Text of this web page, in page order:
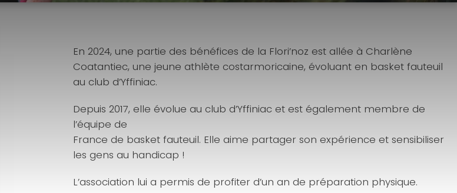
En 2024, une partie des bénéfices de la Flori’noz est allée à Charlène
Coatantiec, une jeune athlète costarmoricaine, évoluant en basket fauteuil
au club d’Yffiniac.
Depuis 2017, elle évolue au club d’Yffiniac et est également membre de
l’équipe de
France de basket fauteuil. Elle aime partager son expérience et sensibiliser
les gens au handicap !
L’association lui a permis de profiter d’un an de préparation physique.